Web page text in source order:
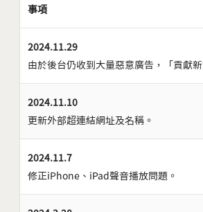
事項
2024.11.29
由於後台仍收到大量惡意廣告，「貢獻
2024.11.10
更新外部超連結網址及名稱。
2024.11.7
修正iPhone、iPad聲音播放問題。